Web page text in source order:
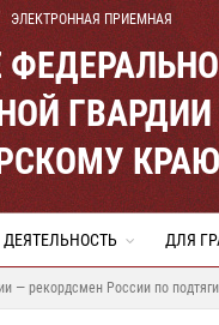
ЭЛЕКТРОННАЯ ПРИЕМНАЯ
ДЕЯТЕЛЬНОСТЬ ДЛЯ
— рекордсмен России по